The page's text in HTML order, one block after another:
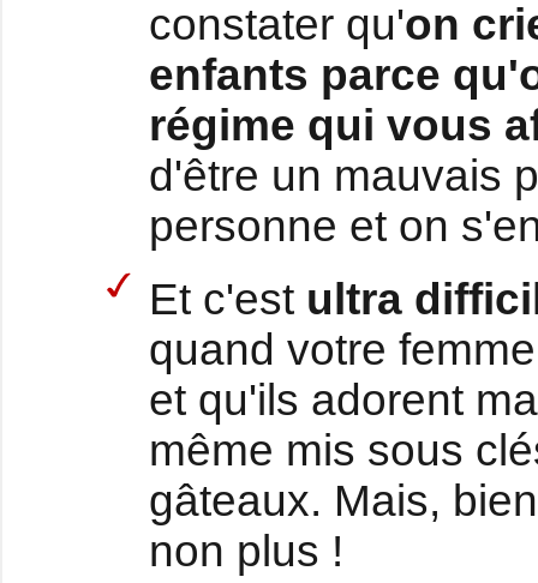
constater qu'on
enfants parce
régime qui vous
d'être un mauvais
personne et on
Et c'est ultra
quand votre
et qu'ils adorent
même mis sous
gâteaux. Mais,
non plus !